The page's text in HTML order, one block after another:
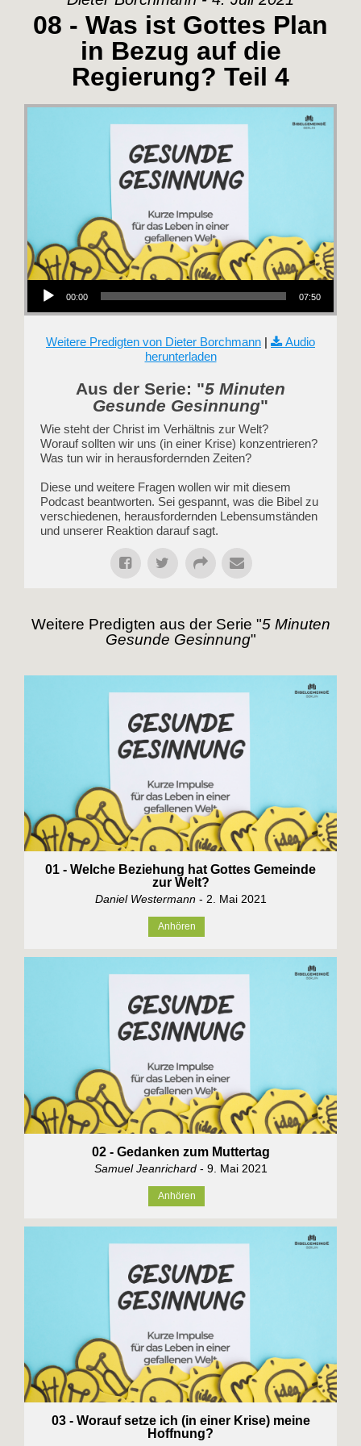
08 - Was ist Gottes Plan
in Bezug auf die
Regierung? Teil 4
Audio-Player
00:00 07:50
Weitere Predigten von Dieter Borchmann |
Audio
herunterladen
Aus der Serie: "5 Minuten
Gesunde Gesinnung"
Wie steht der Christ im Verhältnis zur Welt?
Worauf sollten wir uns (in einer Krise) konzentrieren?
Was tun wir in herausfordernden Zeiten?
Diese und weitere Fragen wollen wir mit diesem
Podcast beantworten. Sei gespannt, was die Bibel zu
verschiedenen, herausfordernden Lebensumständen
und unserer Reaktion darauf sagt.
Weitere Predigten aus der Serie "5 Minuten
Gesunde Gesinnung"
01 - Welche Beziehung hat Gottes Gemeinde
zur Welt?
Daniel Westermann- 2. Mai 2021
Anhören
02 - Gedanken zum Muttertag
Samuel Jeanrichard- 9. Mai 2021
Anhören
03 - Worauf setze ich (in einer Krise) meine
Hoffnung?